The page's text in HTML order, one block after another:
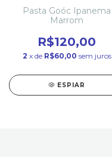
Pasta Goóc Ipanema
Marrom
R$120,00
2 x de R$60,00 sem juros
ESPIAR